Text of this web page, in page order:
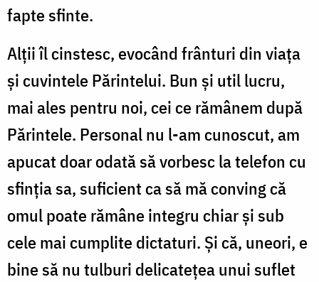
fapte sfinte.
Alţii îl cinstesc, evocând frânturi din viaţa
şi cuvintele Părintelui. Bun şi util lucru,
mai ales pentru noi, cei ce rămânem după
Părintele. Personal nu l-am cunoscut, am
apucat doar odată să vorbesc la telefon cu
sfinţia sa, suficient ca să mă conving că
omul poate rămâne integru chiar şi sub
cele mai cumplite dictaturi. Şi că, uneori, e
bine să nu tulburi delicateţea unui suflet